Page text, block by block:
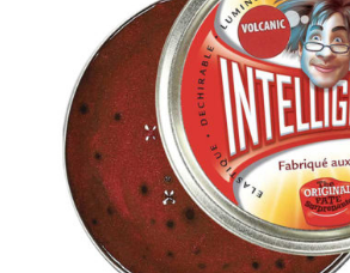
AJOUTER AU PANIER
DETAILS